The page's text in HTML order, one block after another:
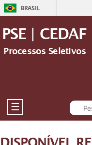
BRASIL
PSE | CEDAF
Processos Seletivos
☰